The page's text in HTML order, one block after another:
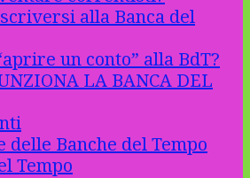
alla Banca del
un conto” alla BdT?
LA BANCA DEL
delle Banche del Tempo
Tempo